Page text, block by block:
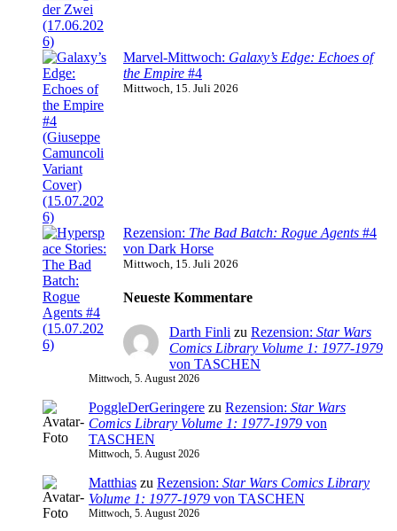
Marvel-Mittwoch: Galaxy’s Edge: Echoes of
the Empire #4
Mittwoch, 15. Juli 2026
Rezension: The Bad Batch: Rogue Agents #4
von Dark Horse
Mittwoch, 15. Juli 2026
Neueste Kommentare
Darth Finli zu Rezension: Star Wars
Comics Library Volume 1: 1977-1979
von TASCHEN
Mittwoch, 5. August 2026
PoggleDerGeringere zu Rezension: Star Wars
Comics Library Volume 1: 1977-1979 von
TASCHEN
Mittwoch, 5. August 2026
Matthias zu Rezension: Star Wars Comics Library
Volume 1: 1977-1979 von TASCHEN
Mittwoch, 5. August 2026